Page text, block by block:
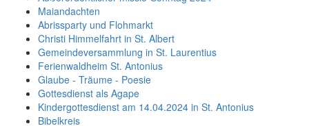
Maiandachten
Abrissparty und Flohmarkt
Christi Himmelfahrt in St. Albert
Gemeindeversammlung in St. Laurentius
Ferienwaldheim St. Antonius
Glaube - Träume - Poesie
Gottesdienst als Agape
Kindergottesdienst am 14.04.2024 in St. Antonius
Bibelkreis